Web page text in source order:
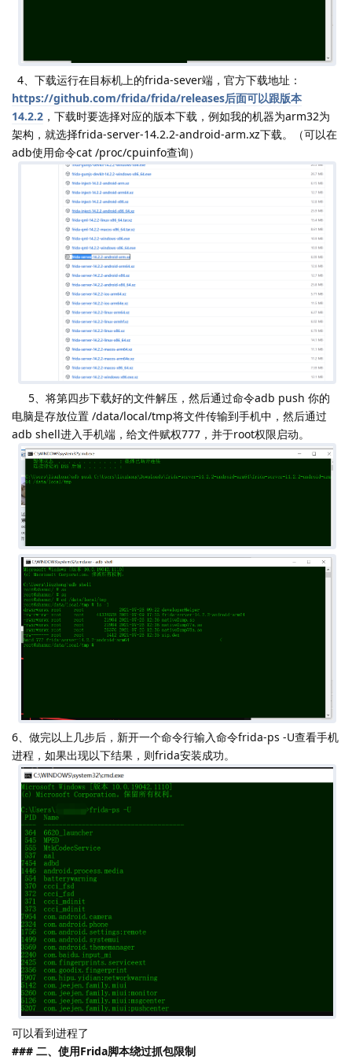
4、下载运行在目标机上的frida-sever端，官方下载地址：
https://github.com/frida/frida/releases后面可以跟版本
14.2.2 ，下载时要选择对应的版本下载，例如我的机器为arm32为
架构，就选择frida-server-14.2.2-android-arm.xz下载。（可以在
adb使用命令cat /proc/cpuinfo查询）
5、将第四步下载好的文件解压，然后通过命令adb push 你的
电脑是存放位置 /data/local/tmp将文件传输到手机中，然后通过
adb shell进入手机端，给文件赋权777，并于root权限启动。
6、做完以上几步后，新开一个命令行输入命令frida-ps -U查看手机
进程，如果出现以下结果，则frida安装成功。
可以看到进程了
### 二、使用Frida脚本绕过抓包限制